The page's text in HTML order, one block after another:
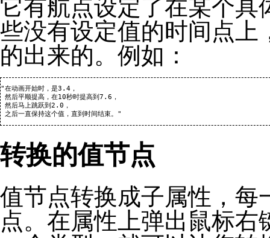
它有航点设定了在某个具
些没有设定值的时间点上
的出来的。例如：
"在动画开始时，是3.4，
然后平顺提高，在10秒时提高到7.6，
然后马上跳跃到2.0，
转换的值节点
值节点转换成子属性，每
点。在属性上弹出鼠标右